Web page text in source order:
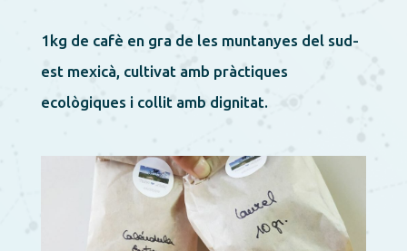
1kg de cafè en gra de les muntanyes del sud-
est mexicà, cultivat amb pràctiques
ecològiques i collit amb dignitat.